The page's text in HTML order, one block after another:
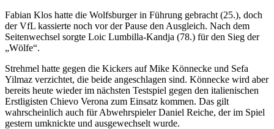
Fabian Klos hatte die Wolfsburger in Führung gebracht (25.), doch
der VfL kassierte noch vor der Pause den Ausgleich. Nach dem
Seitenwechsel sorgte Loic Lumbilla-Kandja (78.) für den Sieg der
„Wölfe“.
Strehmel hatte gegen die Kickers auf Mike Könnecke und Sefa
Yilmaz verzichtet, die beide angeschlagen sind. Könnecke wird aber
bereits heute wieder im nächsten Testspiel gegen den italienischen
Erstligisten Chievo Verona zum Einsatz kommen. Das gilt
wahrscheinlich auch für Abwehrspieler Daniel Reiche, der im Spiel
gestern umknickte und ausgewechselt wurde.